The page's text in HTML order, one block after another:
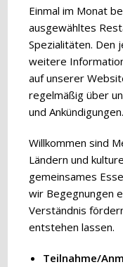
Einmal im Monat
ausgewähltes
Spezialitäten. Den
weitere
auf unserer
regelmäßig über
und Ankündigungen.
Willkommen sind
Ländern und
gemeinsames
wir Begegnungen
Verständnis
entstehen lassen.
Teilnahme/